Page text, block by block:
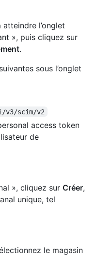
atteindre l’onglet
», puis cliquez sur
.
sous l’onglet
v3/scim/v2
access token
de
», cliquez sur Créer,
unique, tel
le magasin